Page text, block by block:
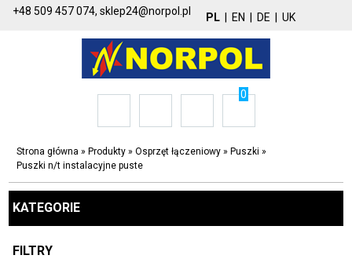
+48 509 457 074,sklep24@norpol.pl PL EN DE UK
0
Strona główna » Produkty »Osprzęt łączeniowy » Puszki »
Puszki n/t instalacyjne puste
KATEGORIE
FILTRY